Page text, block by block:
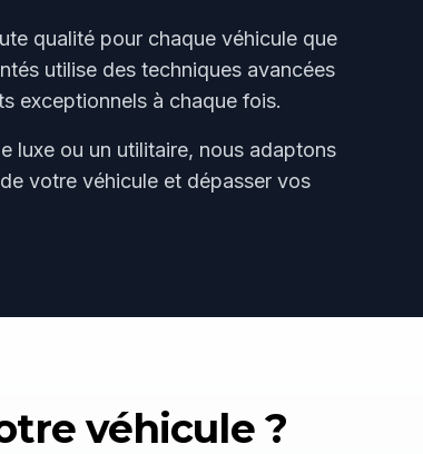
qualité pour chaque véhicule que
utilise des techniques avancées
exceptionnels à chaque fois.
luxe ou un utilitaire, nous adaptons
votre véhicule et dépasser vos
véhicule ?